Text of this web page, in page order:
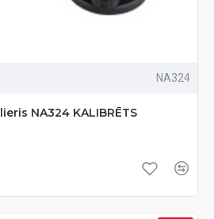
NA324
NA324 KALIBRĒTS